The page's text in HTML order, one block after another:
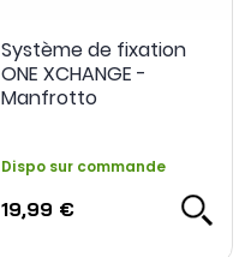
Système de fixation
ONE XCHANGE -
Manfrotto
Dispo sur commande
19,99 €